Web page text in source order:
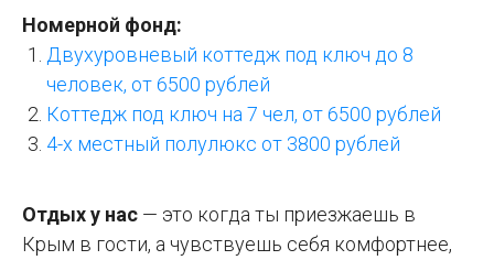
Номерной фонд:
Двухуровневый коттедж под ключ до 8
человек, от 6500 рублей
Коттедж под ключ на 7 чел, от 6500 рублей
4-х местный полулюкс от 3800 рублей
Отдых у нас — это когда ты приезжаешь в
Крым в гости, а чувствуешь себя комфортнее,